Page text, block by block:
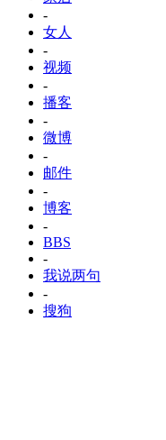
-
女人
-
视频
-
播客
-
微博
-
邮件
-
博客
-
BBS
-
我说两句
-
搜狗